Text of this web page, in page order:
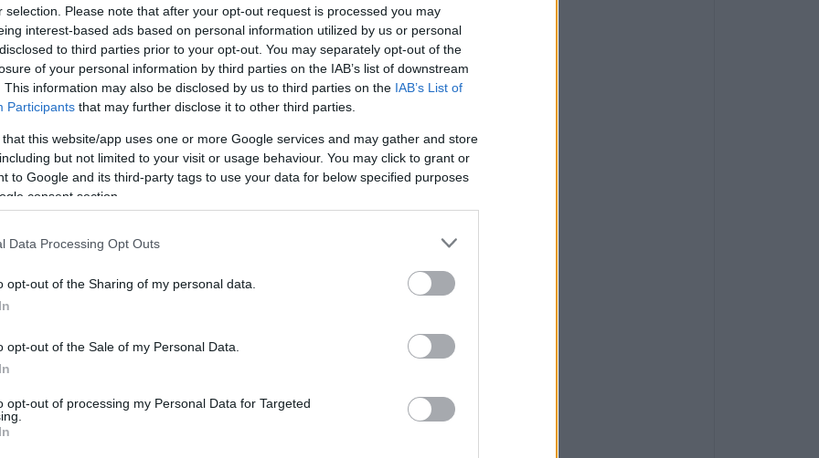
selection. Please note that after your opt-out request is processed you may
interest-based ads based on personal information utilized by us or personal
to third parties prior to your opt-out. You may separately opt-out of the
of your personal information by third parties on the IAB’s list of downstream
This information may also be disclosed by us to third parties on the IAB’s List of
Participants that may further disclose it to other third parties.
that this website/app uses one or more Google services and may gather and store
but not limited to your visit or usage behaviour. You may click to grant or
to Google and its third-party tags to use your data for below specified purposes
consent section.
Data Processing Opt Outs
opt-out of the Sharing of my personal data.
opt-out of the Sale of my Personal Data.
opt-out of processing my Personal Data for Targeted
Η διαχείριση των απορριμμάτων, που τόσο
και Διαποντίων, εξακολουθεί να αποτελεί θηλιά
Ρότα», υπ. Δήμαρχος Τάκης Μεταλληνός,
απορριμμάτων εκτός νησιού έχει καταστεί
κορβανά, με αποτέλεσμα να μην υπάρχουν
ενίσχυση της υγείας, της παιδείας, των
αναβάθμισης του Βίδο, του εκσυγχρονισμού
«στο εξωτερικό», θα πρέπει να
ιδιώτες, τμημάτων του έργου που θα έπρεπε να
κάτι που έχει τονιστεί επανειλημμένως από τα
αρχής έφθασε σε τέτοιο σημείο, ώστε η
της, να της αφαιρέσει τη διαχείριση της
ολοκληρωμένης διαχείρισης των απορριμμάτων,
λύση.